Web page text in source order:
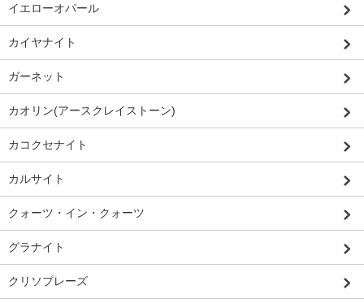
イエローオパール
カイヤナイト
ガーネット
カオリン(アースクレイストーン)
カコクセナイト
カルサイト
クォーツ・イン・クォーツ
グラナイト
クリソプレーズ